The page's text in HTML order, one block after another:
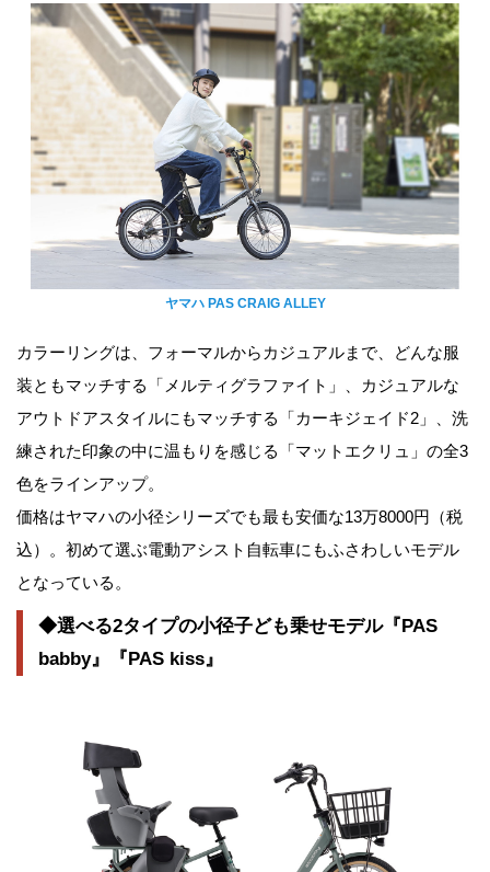
ヤマハ PAS CRAIG ALLEY
カラーリングは、フォーマルからカジュアルまで、どんな服
装ともマッチする「メルティグラファイト」、カジュアルな
アウトドアスタイルにもマッチする「カーキジェイド2」、洗
練された印象の中に温もりを感じる「マットエクリュ」の全3
色をラインアップ。
価格はヤマハの小径シリーズでも最も安価な13万8000円（税
込）。初めて選ぶ電動アシスト自転車にもふさわしいモデル
となっている。
◆選べる2タイプの小径子ども乗せモデル『PAS
babby』『PAS kiss』